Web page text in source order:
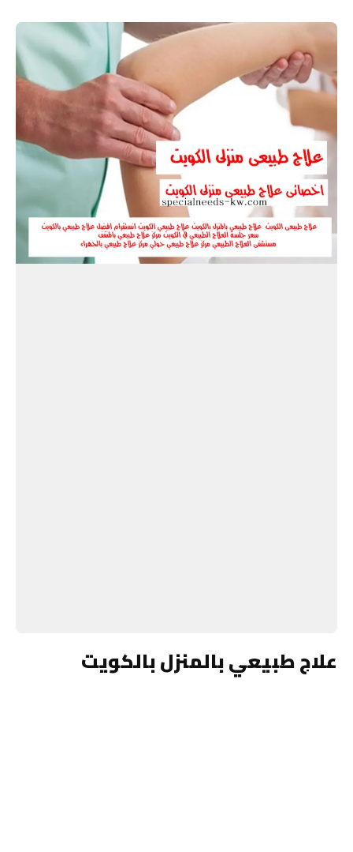
علاج طبيعي بالمنزل بالكويت